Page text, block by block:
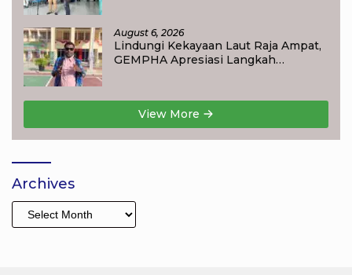
August 6, 2026
Lindungi Kekayaan Laut Raja Ampat,
GEMPHA Apresiasi Langkah
View More
Archives
Archives